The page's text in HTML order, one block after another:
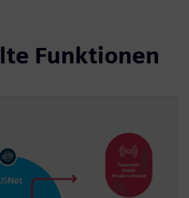
Funktionen